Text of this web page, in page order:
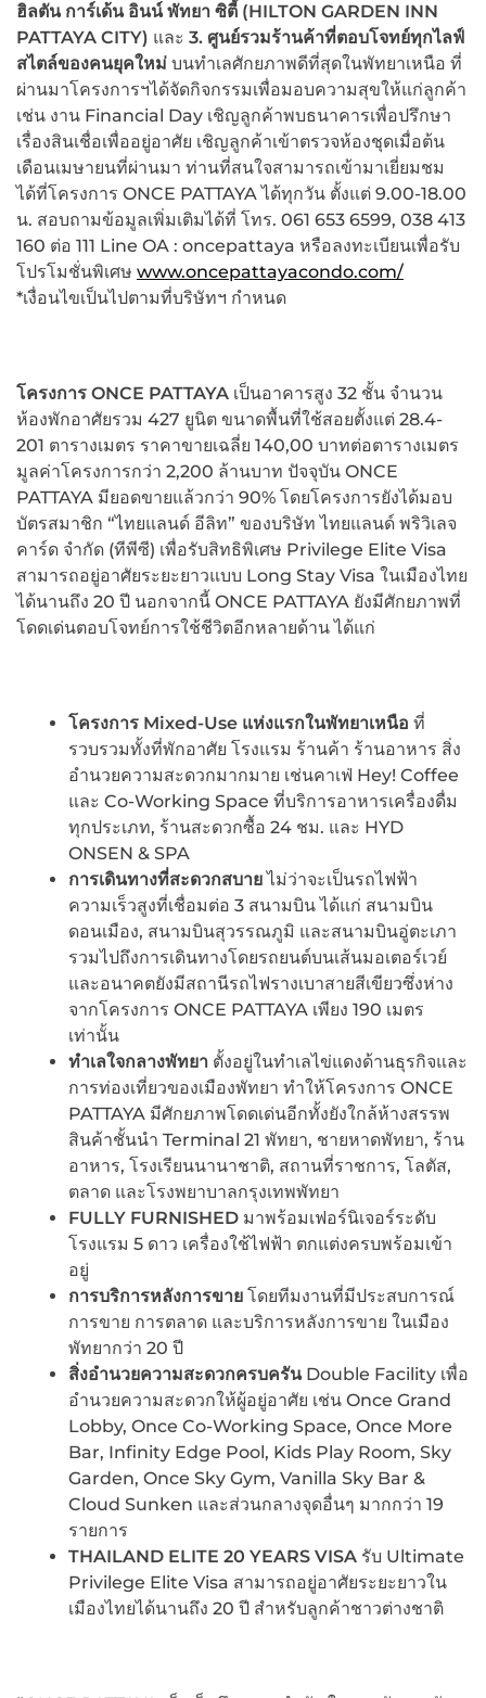
ฮิลตัน การ์เด้น อินน์ พัทยา ซิตี้ (HILTON GARDEN INN
PATTAYA CITY) และ 3. ศูนย์รวมร้านค้าที่ตอบโจทย์ทุกไลฟ์
สไตล์ของคนยุคใหม่ บนทำเลศักยภาพดีที่สุดในพัทยาเหนือ ที่
ผ่านมาโครงการฯได้จัดกิจกรรมเพื่อมอบความสุขให้แก่ลูกค้า
เช่น งาน Financial Day เชิญลูกค้าพบธนาคารเพื่อปรึกษา
เรื่องสินเชื่อเพื่ออยู่อาศัย เชิญลูกค้าเข้าตรวจห้องชุดเมื่อต้น
เดือนเมษายนที่ผ่านมา ท่านที่สนใจสามารถเข้ามาเยี่ยมชม
ได้ที่โครงการ ONCE PATTAYA ได้ทุกวัน ตั้งแต่ 9.00-18.00
น. สอบถามข้อมูลเพิ่มเติมได้ที่ โทร. 061 653 6599, 038 413
160 ต่อ 111 Line OA : oncepattaya หรือลงทะเบียนเพื่อรับ
โปรโมชั่นพิเศษ www.oncepattayacondo.com/
*เงื่อนไขเป็นไปตามที่บริษัทฯ กำหนด
โครงการ ONCE PATTAYA เป็นอาคารสูง 32 ชั้น จำนวน
ห้องพักอาศัยรวม 427 ยูนิต ขนาดพื้นที่ใช้สอยตั้งแต่ 28.4-
201 ตารางเมตร ราคาขายเฉลี่ย 140,00 บาทต่อตารางเมตร
มูลค่าโครงการกว่า 2,200 ล้านบาท ปัจจุบัน ONCE
PATTAYA มียอดขายแล้วกว่า 90% โดยโครงการยังได้มอบ
บัตรสมาชิก “ไทยแลนด์ อีลิท” ของบริษัท ไทยแลนด์ พริวิเลจ
คาร์ด จำกัด (ทีพีซี) เพื่อรับสิทธิพิเศษ Privilege Elite Visa
สามารถอยู่อาศัยระยะยาวแบบ Long Stay Visa ในเมืองไทย
ได้นานถึง 20 ปี นอกจากนี้ ONCE PATTAYA ยังมีศักยภาพที่
โดดเด่นตอบโจทย์การใช้ชีวิตอีกหลายด้าน ได้แก่
โครงการ Mixed-Use แห่งแรกในพัทยาเหนือ ที่
รวบรวมทั้งที่พักอาศัย โรงแรม ร้านค้า ร้านอาหาร สิ่ง
อำนวยความสะดวกมากมาย เช่นคาเฟ่ Hey! Coffee
และ Co-Working Space ที่บริการอาหารเครื่องดื่ม
ทุกประเภท, ร้านสะดวกซื้อ 24 ชม. และ HYD
ONSEN & SPA
การเดินทางที่สะดวกสบายไม่ว่าจะเป็นรถไฟฟ้า
ความเร็วสูงที่เชื่อมต่อ 3 สนามบิน ได้แก่ สนามบิน
ดอนเมือง, สนามบินสุวรรณภูมิ และสนามบินอู่ตะเภา
รวมไปถึงการเดินทางโดยรถยนต์บนเส้นมอเตอร์เวย์
และอนาคตยังมีสถานีรถไฟรางเบาสายสีเขียวซึ่งห่าง
จากโครงการ ONCE PATTAYA เพียง 190 เมตร
เท่านั้น
ทำเลใจกลางพัทยา ตั้งอยู่ในทำเลไข่แดงด้านธุรกิจและ
การท่องเที่ยวของเมืองพัทยา ทำให้โครงการ ONCE
PATTAYA มีศักยภาพโดดเด่นอีกทั้งยังใกล้ห้างสรรพ
สินค้าชั้นนำ Terminal 21 พัทยา, ชายหาดพัทยา, ร้าน
อาหาร, โรงเรียนนานาชาติ, สถานที่ราชการ, โลตัส,
ตลาด และโรงพยาบาลกรุงเทพพัทยา
FULLY FURNISHED มาพร้อมเฟอร์นิเจอร์ระดับ
โรงแรม 5 ดาว เครื่องใช้ไฟฟ้า ตกแต่งครบพร้อมเข้า
อยู่
การบริการหลังการขาย โดยทีมงานที่มีประสบการณ์
การขาย การตลาด และบริการหลังการขาย ในเมือง
พัทยากว่า 20 ปี
สิ่งอำนวยความสะดวกครบครัน Double Facility เพื่อ
อำนวยความสะดวกให้ผู้อยู่อาศัย เช่น Once Grand
Lobby, Once Co-Working Space, Once More
Bar, Infinity Edge Pool, Kids Play Room, Sky
Garden, Once Sky Gym, Vanilla Sky Bar &
Cloud Sunken และส่วนกลางจุดอื่นๆ มากกว่า 19
รายการ
THAILAND ELITE 20 YEARS VISA รับ Ultimate
Privilege Elite Visa สามารถอยู่อาศัยระยะยาวใน
เมืองไทยได้นานถึง 20 ปี สำหรับลูกค้าชาวต่างชาติ